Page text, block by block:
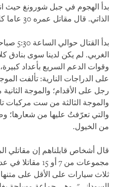
بدأ الهجوم في جبل شورونغ حيث
الذاتي. قال مقاتل عمره 30 عاما كان هناك:
بدأ
الغربي. لم يكن لدينا سوى بنادق
وقوات الدعم السريع بأعداد
والموجة الثالثة من ست مركبات
والتي تعرّفتُ عليها من شعارها؛
من الخيول.
قال أشخاص قابلناهم إن مقاتلي
مجموعات من 7 أو
ثلاث سيارات على الأقل على